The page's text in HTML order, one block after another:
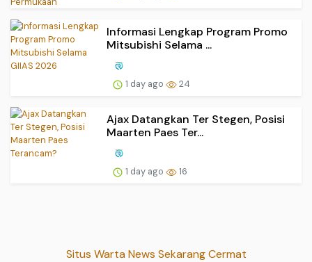
Informasi Lengkap Program Promo
Mitsubishi Selama ...
1 day ago 24
Ajax Datangkan Ter Stegen, Posisi
Maarten Paes Ter...
1 day ago 16
Situs Warta News Sekarang Cermat